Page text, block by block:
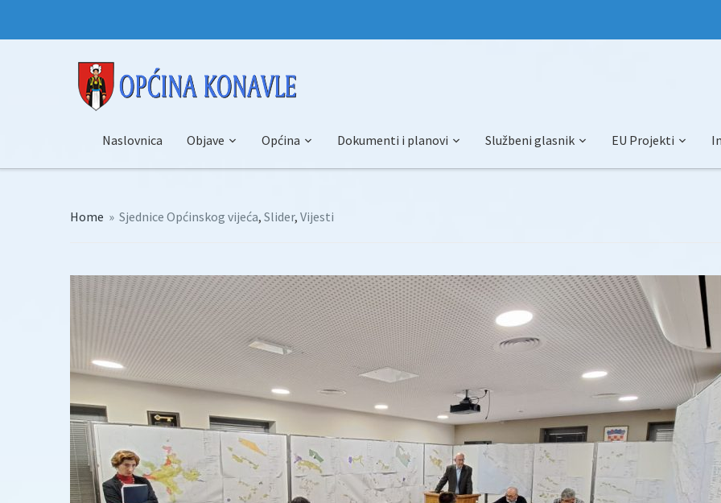
Naslovnica Objave Općina Dokumenti i planovi Službeni glasnik EU Projekti
Home » Sjednice Općinskog vijeća, Slider, Vijesti